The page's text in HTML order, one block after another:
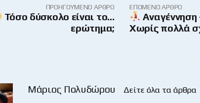
ΠΡΟΗΓΟΎΜΕΝΟ ΆΡΘΡΟ
Τόσο δύσκολο είναι το…
ερώτημα;
ΕΠΌΜΕΝΟ ΆΡΘΡΟ
Χωρίς πολλά
Μάριος Πολυδώρου
Δείτε όλα τα άρθρα